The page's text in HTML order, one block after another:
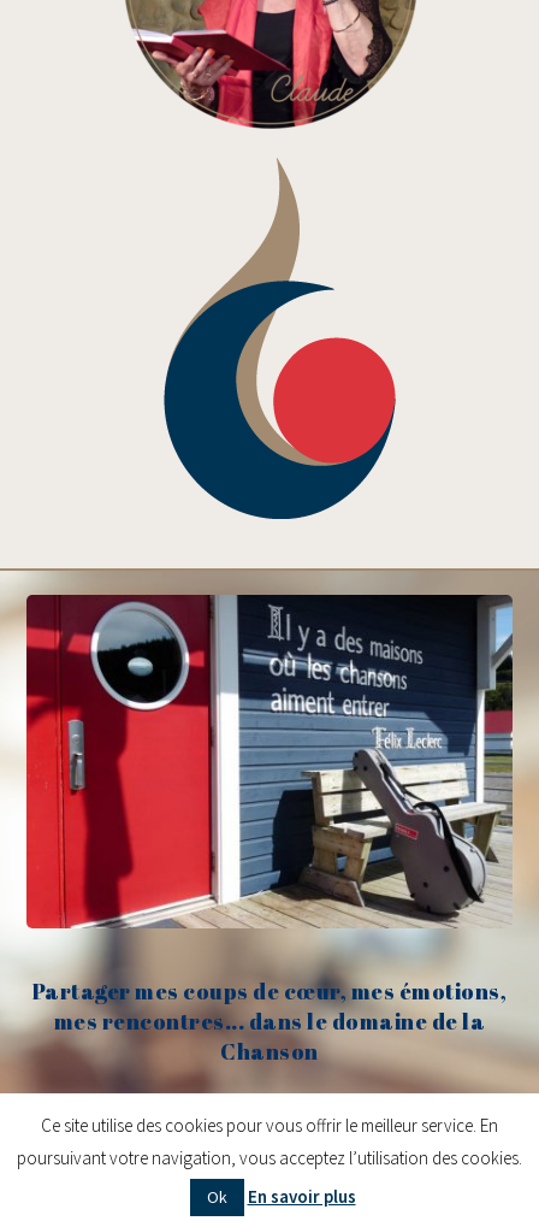
Partager mes coups de cœur, mes émotions,
mes rencontres... dans le domaine de la
Chanson
Claude Fèvre
Claude Fèvre | Chanter c'est lancer des balles
centifoliae|Mentions légales|Contact
Ce site utilise des cookies pour vous offrir le meilleur service. En
poursuivant votre navigation, vous acceptez l’utilisation des cookies.
Ok En savoir plus